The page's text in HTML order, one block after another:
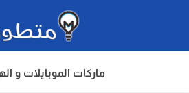
ماركات الموبايلات و